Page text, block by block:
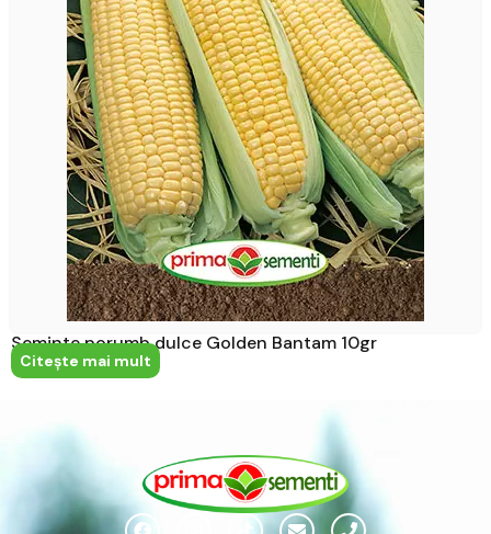
Seminte porumb dulce Golden Bantam 10gr
Citeşte mai mult